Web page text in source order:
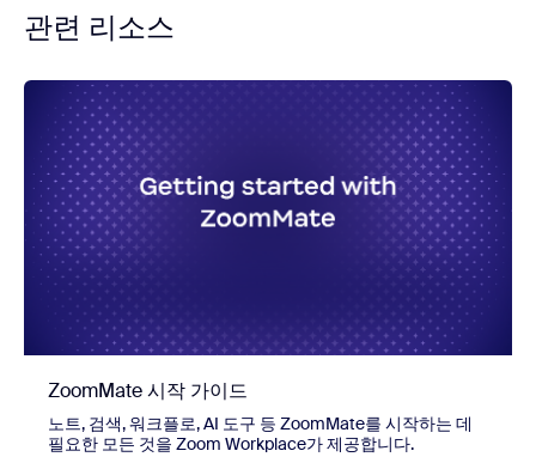
관련 리소스
ZoomMate 시작 가이드
노트, 검색, 워크플로, AI 도구 등 ZoomMate를 시작하는 데
필요한 모든 것을 Zoom Workplace가 제공합니다.